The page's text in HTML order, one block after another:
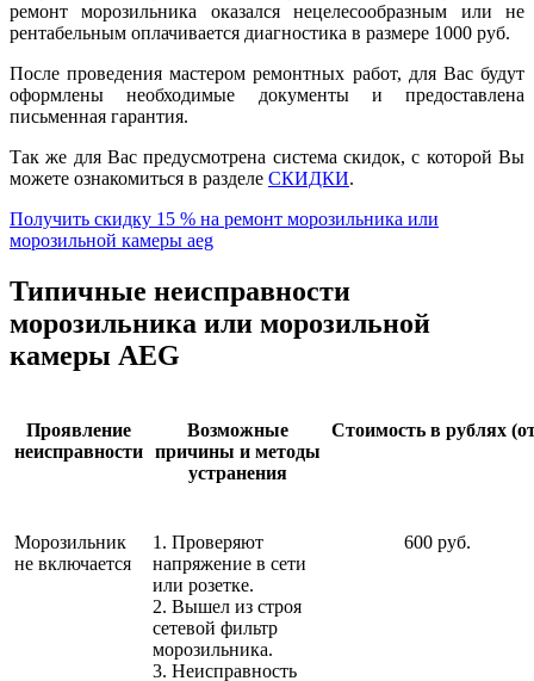
ремонт морозильника оказался нецелесообразным или не
рентабельным оплачивается диагностика в размере 1000 руб.
После проведения мастером ремонтных работ, для Вас будут
оформлены необходимые документы и предоставлена
письменная гарантия.
Так же для Вас предусмотрена система скидок, с которой Вы
можете ознакомиться в разделе СКИДКИ.
Получить скидку 15 % на ремонт морозильника или
морозильной камеры aeg
Типичные неисправности
морозильника или морозильной
камеры AEG
Проявление
неисправности
Возможные
причины и методы
устранения
Стоимость в рублях
Морозильник
не включается
1. Проверяют
напряжение в сети
или розетке.
2. Вышел из строя
сетевой фильтр
морозильника.
3. Неисправность
600 руб.